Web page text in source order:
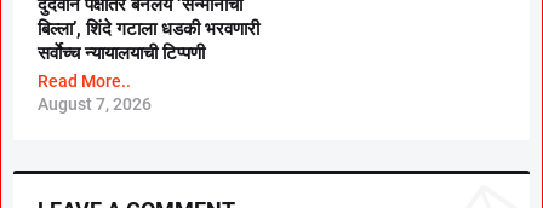
दुर्दैवाने पक्षांतर बनलेय ‘सन्मानाचा
बिल्ला’, शिंदे गटाला धडकी भरवणारी
सर्वाेच्च न्यायालयाची टिप्पणी
Read More..
August 7, 2026